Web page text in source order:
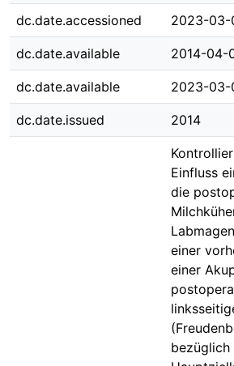
dc.date.accessioned 2023-03-
dc.date.available 2014-04-
dc.date.available 2023-03-
dc.date.issued 2014
Einfluss
die
einer
einer